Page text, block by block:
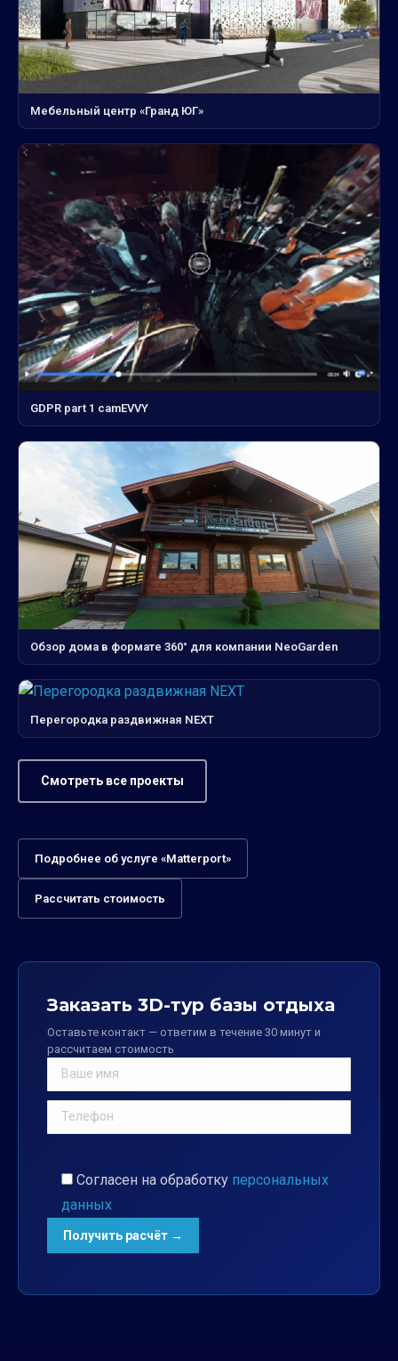
Мебельный центр «Гранд ЮГ»
GDPR part 1 camEVVY
Обзор дома в формате 360° для компании NeoGarden
Перегородка раздвижная NEXT
Смотреть все проекты
Подробнее об услуге «Matterport»
Рассчитать стоимость
Заказать 3D-тур базы отдыха
Оставьте контакт — ответим в течение 30 минут и
рассчитаем стоимость
Согласен на обработку персональных
данных